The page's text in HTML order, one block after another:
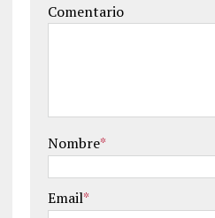
Comentario
Nombre*
Email*